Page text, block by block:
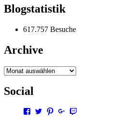
Blogstatistik
617.757 Besuche
Archive
Archive
Social
ProfilProfilProfilProfil